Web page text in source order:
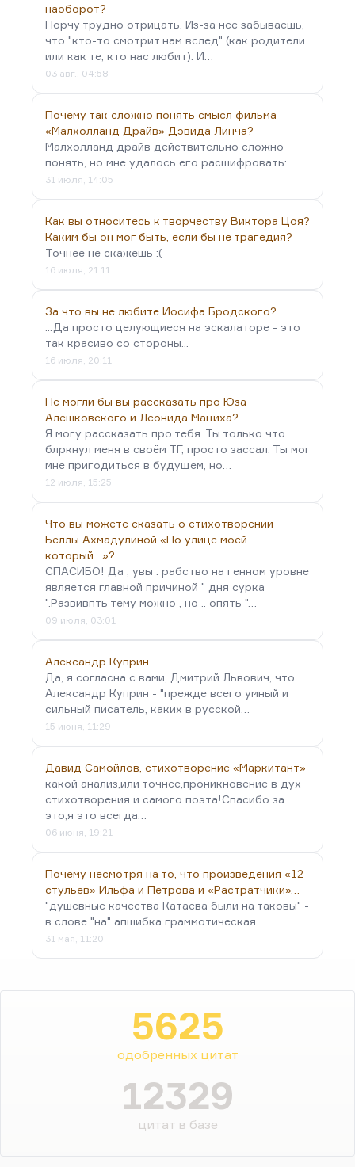
Чистый лоб, завитки у виска,
Все бродила по тусклому склону
На границах воды и песка.
Все смотрела на дальние…
наоборот?
Порчу трудно отрицать. Из-за неё забываешь,
что "кто-то смотрит нам вслед" (как родители
или как те, кто нас любит). И…
03 авг., 04:58
Почему так сложно понять смысл фильма
«Малхолланд Драйв» Дэвида Линча?
Малхолланд драйв действительно сложно
понять, но мне удалось его расшифровать:…
31 июля, 14:05
Как вы относитесь к творчеству Виктора Цоя?
Каким бы он мог быть, если бы не трагедия?
Точнее не скажешь :(
16 июля, 21:11
За что вы не любите Иосифа Бродского?
...Да просто целующиеся на эскалаторе - это
так красиво со стороны...
16 июля, 20:11
Не могли бы вы рассказать про Юза
Алешковского и Леонида Мациха?
Я могу рассказать про тебя. Ты только что
блркнул меня в своём ТГ, просто зассал. Ты мог
мне пригодиться в будущем, но…
12 июля, 15:25
Что вы можете сказать о стихотворении
Беллы Ахмадулиной «По улице моей
который…»?
СПАСИБО! Да , увы . рабство на генном уровне
является главной причиной " дня сурка
".Развивпть тему можно , но .. опять "…
09 июля, 03:01
Александр Куприн
Да, я согласна с вами, Дмитрий Львович, что
Александр Куприн - "прежде всего умный и
сильный писатель, каких в русской…
15 июня, 11:29
Давид Самойлов, стихотворение «Маркитант»
какой анализ,или точнее,проникновение в дух
стихотворения и самого поэта!Спасибо за
это,я это всегда…
06 июня, 19:21
Почему несмотря на то, что произведения «12
стульев» Ильфа и Петрова и «Растратчики»…
"душевные качества Катаева были на таковы" -
в слове "на" апшибка граммотическая
31 мая, 11:20
5625
одобренных цитат
12329
цитат в базе